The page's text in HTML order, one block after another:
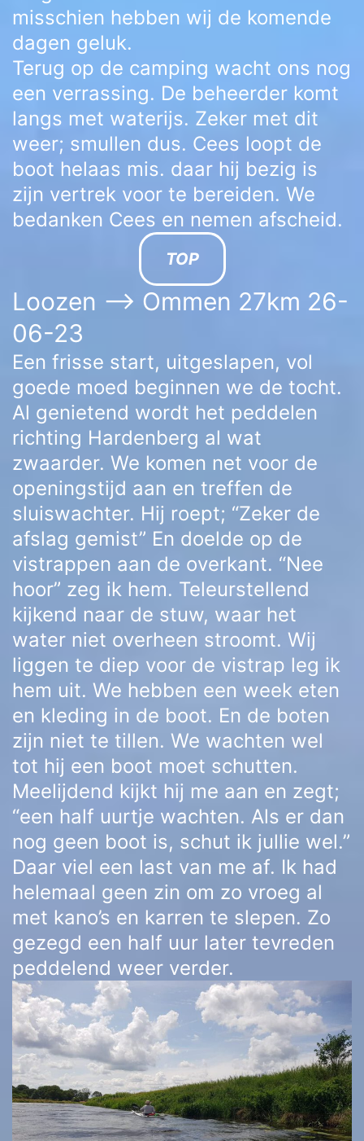
misschien hebben wij de komende
dagen geluk.
Terug op de camping wacht ons nog
een verrassing. De beheerder komt
langs met waterijs. Zeker met dit
weer; smullen dus. Cees loopt de
boot helaas mis. daar hij bezig is
zijn vertrek voor te bereiden. We
bedanken Cees en nemen afscheid.
TOP
Loozen –> Ommen 27km 26-
06-23
Een frisse start, uitgeslapen, vol
goede moed beginnen we de tocht.
Al genietend wordt het peddelen
richting Hardenberg al wat
zwaarder. We komen net voor de
openingstijd aan en treffen de
sluiswachter. Hij roept; “Zeker de
afslag gemist” En doelde op de
vistrappen aan de overkant. “Nee
hoor” zeg ik hem. Teleurstellend
kijkend naar de stuw, waar het
water niet overheen stroomt. Wij
liggen te diep voor de vistrap leg ik
hem uit. We hebben een week eten
en kleding in de boot. En de boten
zijn niet te tillen. We wachten wel
tot hij een boot moet schutten.
Meelijdend kijkt hij me aan en zegt;
“een half uurtje wachten. Als er dan
nog geen boot is, schut ik jullie wel.”
Daar viel een last van me af. Ik had
helemaal geen zin om zo vroeg al
met kano’s en karren te slepen. Zo
gezegd een half uur later tevreden
peddelend weer verder.